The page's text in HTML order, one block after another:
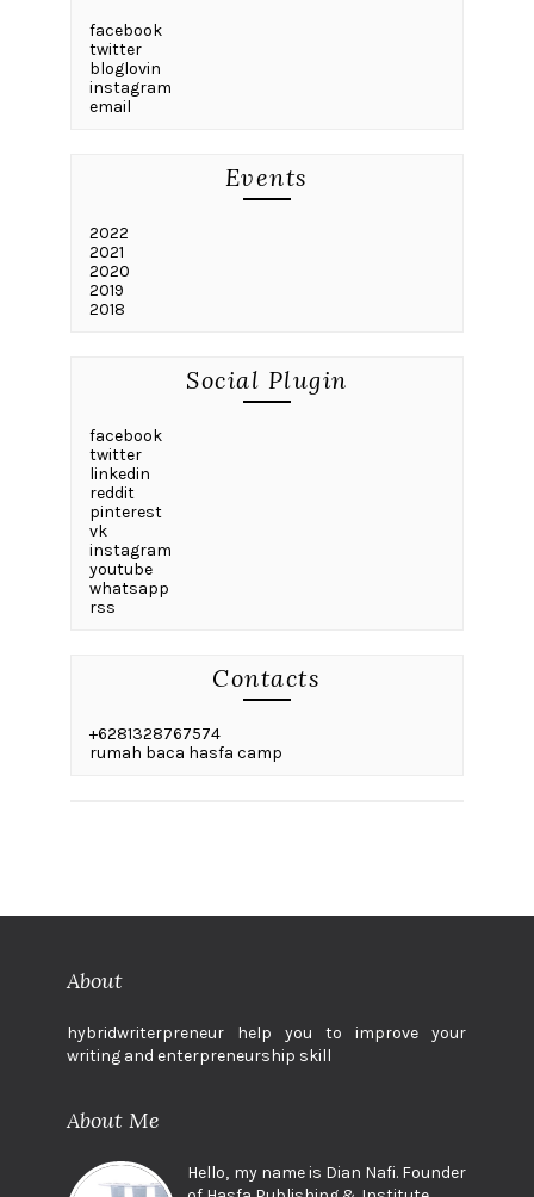
facebook
twitter
bloglovin
instagram
email
Events
2022
2021
2020
2019
2018
Social Plugin
facebook
twitter
linkedin
reddit
pinterest
vk
instagram
youtube
whatsapp
rss
Contacts
+6281328767574
rumah baca hasfa camp
About
hybridwriterpreneur help you to improve your
writing and enterpreneurship skill
About Me
Hello, my name is Dian Nafi. Founder